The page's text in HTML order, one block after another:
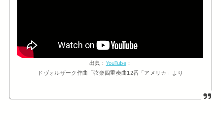
出典： YouTube：
ドヴォルザーク作曲「弦楽四重奏曲12番「アメリカ」より